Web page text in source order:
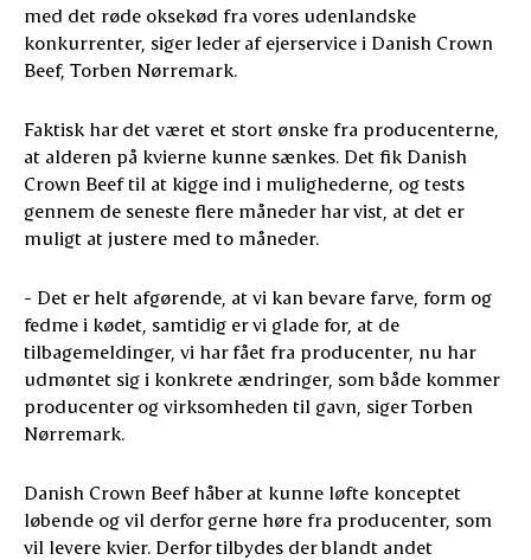
med det røde oksekød fra vores udenlandske
konkurrenter, siger leder af ejerservice i Danish Crown
Beef, Torben Nørremark.
Faktisk har det været et stort ønske fra producenterne,
at alderen på kvierne kunne sænkes. Det fik Danish
Crown Beef til at kigge ind i mulighederne, og tests
gennem de seneste flere måneder har vist, at det er
muligt at justere med to måneder.
- Det er helt afgørende, at vi kan bevare farve, form og
fedme i kødet, samtidig er vi glade for, at de
tilbagemeldinger, vi har fået fra producenter, nu har
udmøntet sig i konkrete ændringer, som både kommer
producenter og virksomheden til gavn, siger Torben
Nørremark.
Danish Crown Beef håber at kunne løfte konceptet
løbende og vil derfor gerne høre fra producenter, som
vil levere kvier. Derfor tilbydes der blandt andet